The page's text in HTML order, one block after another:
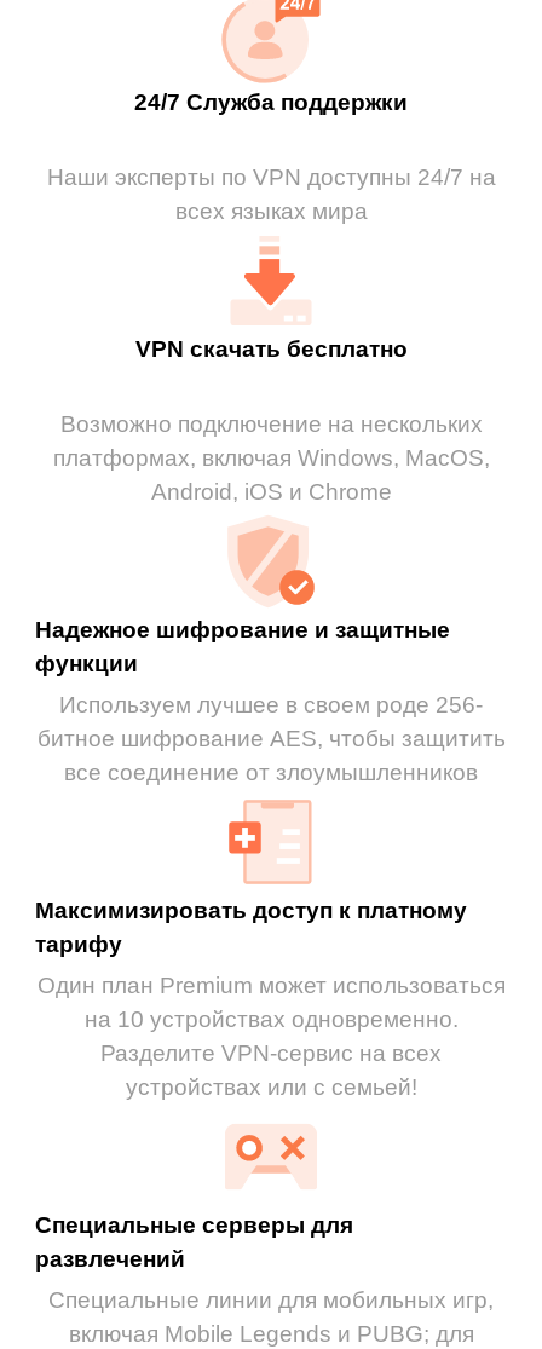
24/7 Служба поддержки
Наши эксперты по VPN доступны 24/7 на
всех языках мира
VPN скачать бесплатно
Возможно подключение на нескольких
платформах, включая Windows, MacOS,
Android, iOS и Chrome
Надежное шифрование и защитные
функции
Используем лучшее в своем роде 256-
битное шифрование AES, чтобы защитить
все соединение от злоумышленников
Максимизировать доступ к платному
тарифу
Один план Premium может использоваться
на 10 устройствах одновременно.
Разделите VPN-сервис на всех
устройствах или с семьей!
Специальные серверы для
развлечений
Специальные линии для мобильных игр,
включая Mobile Legends и PUBG; для